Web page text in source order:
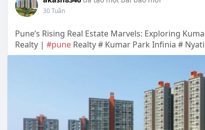
30 Tuần
Pune’s Rising Real Estate Marvels: Exploring
Realty | #pune Realty # Kumar Park Infinia #